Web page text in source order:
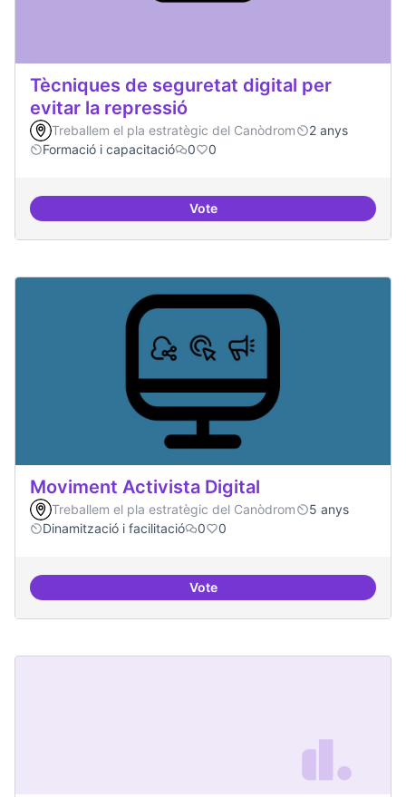
Tècniques de seguretat digital per
evitar la repressió
Treballem el pla estratègic del Canòdrom
2 anys
Formació i capacitació
0 0
VoteTècniques de seguretat digital
Moviment Activista Digital
Treballem el pla estratègic del Canòdrom
5 anys
Dinamització i facilitació
0 0
VoteMoviment Activista Digital